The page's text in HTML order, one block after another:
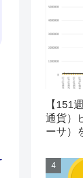
【151
通貨）
ーサ）